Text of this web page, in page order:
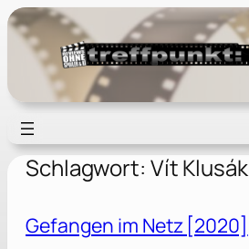
Zum
Inhalt
springen
Schlagwort: Vít Klusák
Gefangen im Netz [2020]